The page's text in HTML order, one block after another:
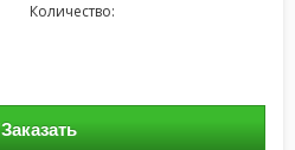
Количество:
Заказать